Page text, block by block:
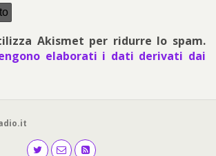
Akismet per ridurre lo spam.
elaborati i dati derivati dai